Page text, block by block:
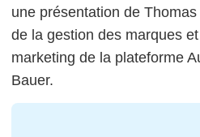
une présentation de
de la gestion des marques
marketing de la plateforme
Bauer.